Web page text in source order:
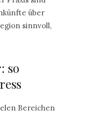
über
sinnvoll,
so
Bereichen